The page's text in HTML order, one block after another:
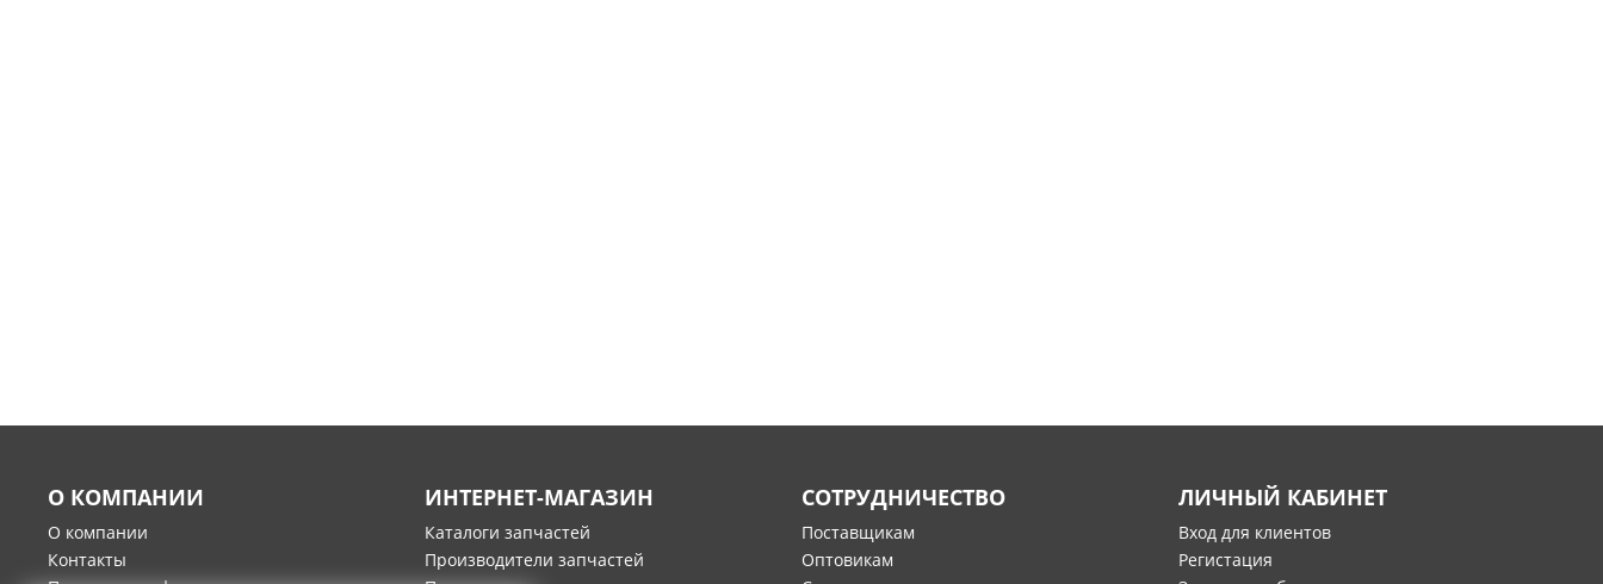
О КОМПАНИИ
О компании
Контакты
ИНТЕРНЕТ-МАГАЗИН
Каталоги запчастей
Производители запчастей
СОТРУДНИЧЕСТВО
Поставщикам
Оптовикам
ЛИЧНЫЙ КАБИНЕТ
Вход для клиентов
Регистация